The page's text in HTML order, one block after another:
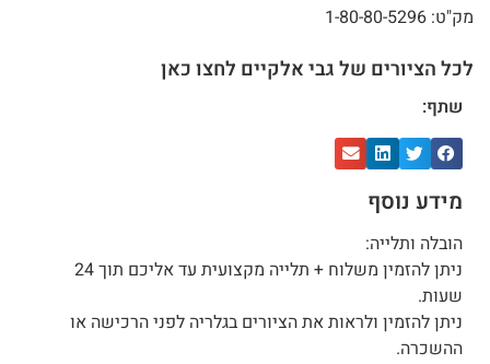
מק"ט: 1-80-80-5296
לכל הציורים של גבי אלקיים לחצו כאן
שתף:
מידע נוסף
הובלה ותלייה:
ניתן להזמין משלוח + תלייה מקצועית עד אליכם תוך 24
שעות.
ניתן להזמין ולראות את הציורים בגלריה לפני הרכישה או
ההשכרה.